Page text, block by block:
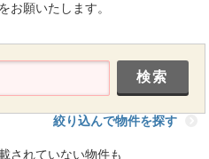
お願いたします。
絞り込んで物件を探す
されていない物件も